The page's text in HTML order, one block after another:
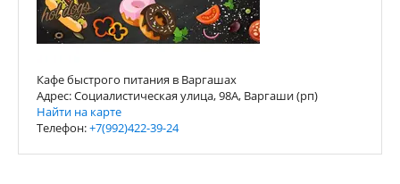
Кафе быстрого питания в Варгашах
Адрес: Социалистическая улица, 98А, Варгаши (рп)
Найти на карте
Телефон:+7(992)422-39-24